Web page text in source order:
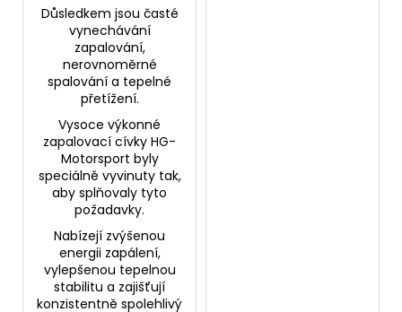
Důsledkem jsou časté
vynechávání
zapalování,
nerovnoměrné
spalování a tepelné
přetížení.
Vysoce výkonné
zapalovací cívky HG-
Motorsport byly
speciálně vyvinuty tak,
aby splňovaly tyto
požadavky.
Nabízejí zvýšenou
energii zapálení,
vylepšenou tepelnou
stabilitu a zajišťují
konzistentně spolehlivý